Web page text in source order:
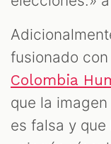
fusionado
Colombia
que la
es falsa y